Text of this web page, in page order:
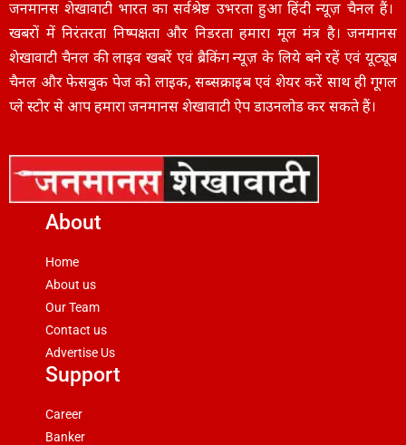
जनमानस शेखावाटी भारत का सर्वश्रेष्ठ उभरता हुआ हिंदी न्यूज़ चैनल हैं।
खबरों में निरंतरता निष्पक्षता और निडरता हमारा मूल मंत्र है। जनमानस
शेखावाटी चैनल की लाइव खबरें एवं ब्रैकिंग न्यूज़ के लिये बने रहें एवं यूट्यूब
चैनल और फेसबुक पेज को लाइक, सब्सक्राइब एवं शेयर करें साथ ही गूगल
प्ले स्टोर से आप हमारा जनमानस शेखावाटी ऐप डाउनलोड कर सकते हैं।
About
Home
About us
Our Team
Contact us
Advertise Us
Support
Career
Banker